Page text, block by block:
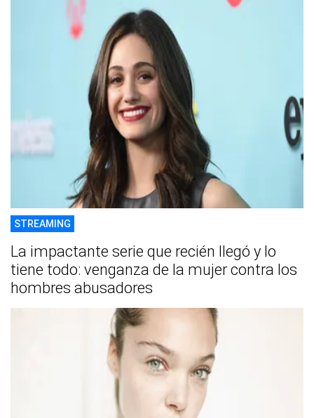
STREAMING
La impactante serie que recién llegó y lo
tiene todo: venganza de la mujer contra los
hombres abusadores